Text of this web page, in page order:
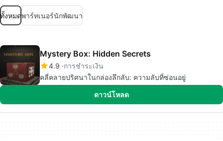
ทั้งหมดพาร์ทเนอร์นักพัฒนา
Mystery Box: Hidden Secrets
4.9 การชำระเงิน
คลี่คลายปริศนาในกล่องลึกลับ: ความลับที่ซ่อนอยู่
ดาวน์โหลด